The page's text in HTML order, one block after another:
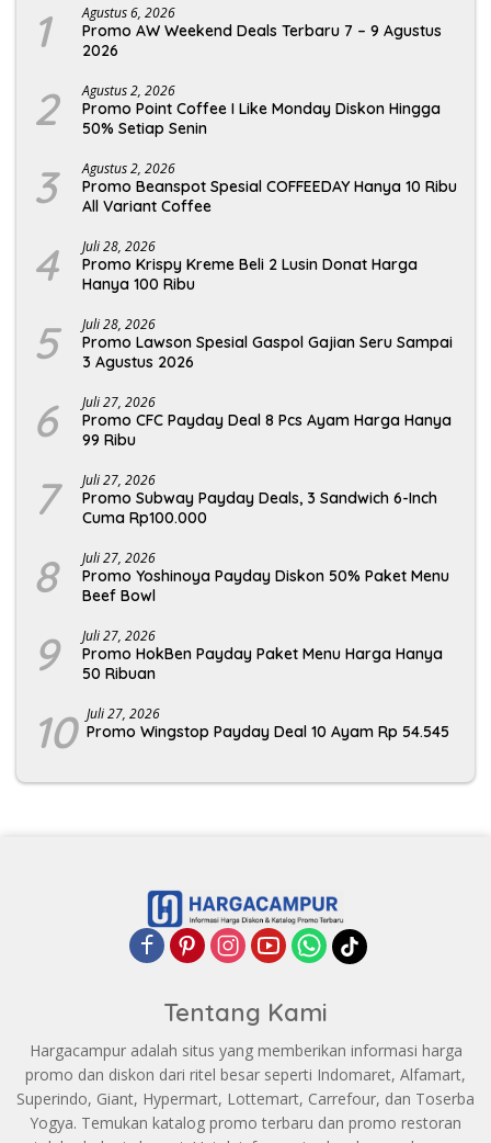
1 Agustus 6, 2026
Promo AW Weekend Deals Terbaru 7 – 9 Agustus
2026
2 Agustus 2, 2026
Promo Point Coffee I Like Monday Diskon Hingga
50% Setiap Senin
3 Agustus 2, 2026
Promo Beanspot Spesial COFFEEDAY Hanya 10 Ribu
All Variant Coffee
4 Juli 28, 2026
Promo Krispy Kreme Beli 2 Lusin Donat Harga
Hanya 100 Ribu
5 Juli 28, 2026
Promo Lawson Spesial Gaspol Gajian Seru Sampai
3 Agustus 2026
6 Juli 27, 2026
Promo CFC Payday Deal 8 Pcs Ayam Harga Hanya
99 Ribu
7 Juli 27, 2026
Promo Subway Payday Deals, 3 Sandwich 6-Inch
Cuma Rp100.000
8 Juli 27, 2026
Promo Yoshinoya Payday Diskon 50% Paket Menu
Beef Bowl
9 Juli 27, 2026
Promo HokBen Payday Paket Menu Harga Hanya
50 Ribuan
10 Juli 27, 2026
Promo Wingstop Payday Deal 10 Ayam Rp 54.545
Tentang Kami
Hargacampur adalah situs yang memberikan informasi harga
promo dan diskon dari ritel besar seperti Indomaret, Alfamart,
Superindo, Giant, Hypermart, Lottemart, Carrefour, dan Toserba
Yogya. Temukan katalog promo terbaru dan promo restoran